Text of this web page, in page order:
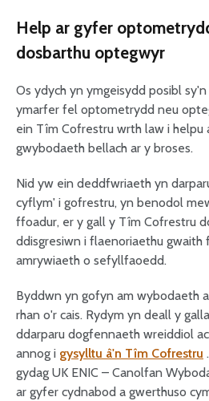
Help ar gyfer
dosbarthu optegwyr
Os ydych yn ymgeisydd posibl
ymarfer fel optometrydd neu
ein Tîm Cofrestru wrth law i helpu
gwybodaeth bellach ar y broses.
Nid yw ein deddfwriaeth yn
cyflym' i gofrestru, yn benodol
ffoadur, er y gall y Tîm Cofrestru
ddisgresiwn i flaenoriaethu gwaith
amrywiaeth o sefyllfaoedd.
Byddwn yn gofyn am wybodaeth
rhan o'r cais. Rydym yn deall y
ddarparu dogfennaeth wreiddiol
annog i gysylltu â'n Tîm Cofrestru
gydag UK ENIC – Canolfan
ar gyfer cydnabod a gwerthuso